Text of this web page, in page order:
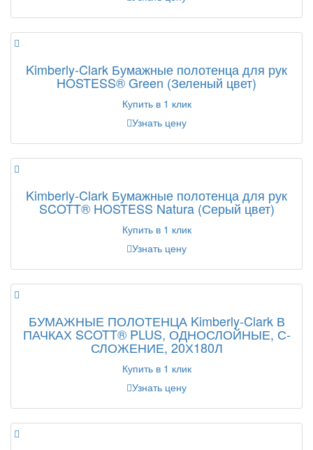
Kimberly-Clark Бумажные полотенца для рук
HOSTESS® Green (Зеленый цвет)
Купить в 1 клик
Узнать цену
Kimberly-Clark Бумажные полотенца для рук
SCOTT® HOSTESS Natura (Серый цвет)
Купить в 1 клик
Узнать цену
БУМАЖНЫЕ ПОЛОТЕНЦА Kimberly-Clark В
ПАЧКАХ SCOTT® PLUS, ОДНОСЛОЙНЫЕ, С-
СЛОЖЕНИЕ, 20Х180Л
Купить в 1 клик
Узнать цену